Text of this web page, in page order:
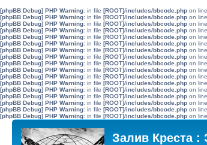
[phpBB Debug] PHP Warning: in file [ROOT]/includes/bbcode.php on line
[phpBB Debug] PHP Warning: in file [ROOT]/includes/bbcode.php on line
[phpBB Debug] PHP Warning: in file [ROOT]/includes/bbcode.php on line
[phpBB Debug] PHP Warning: in file [ROOT]/includes/bbcode.php on line
[phpBB Debug] PHP Warning: in file [ROOT]/includes/bbcode.php on line
[phpBB Debug] PHP Warning: in file [ROOT]/includes/bbcode.php on line
[phpBB Debug] PHP Warning: in file [ROOT]/includes/bbcode.php on line
[phpBB Debug] PHP Warning: in file [ROOT]/includes/bbcode.php on line
[phpBB Debug] PHP Warning: in file [ROOT]/includes/bbcode.php on line
[phpBB Debug] PHP Warning: in file [ROOT]/includes/bbcode.php on line
[phpBB Debug] PHP Warning: in file [ROOT]/includes/bbcode.php on line
[phpBB Debug] PHP Warning: in file [ROOT]/includes/bbcode.php on line
[phpBB Debug] PHP Warning: in file [ROOT]/includes/bbcode.php on line
[phpBB Debug] PHP Warning: in file [ROOT]/includes/bbcode.php on line
[phpBB Debug] PHP Warning: in file [ROOT]/includes/bbcode.php on line
[phpBB Debug] PHP Warning: in file [ROOT]/includes/bbcode.php on line
[phpBB Debug] PHP Warning: in file [ROOT]/includes/bbcode.php on line
Залив Креста :